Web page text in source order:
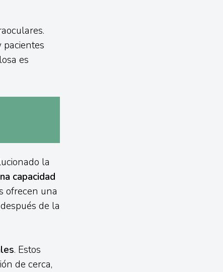
pacientes
es
la
capacidad
ofrecen una
de la
. Estos
de cerca,